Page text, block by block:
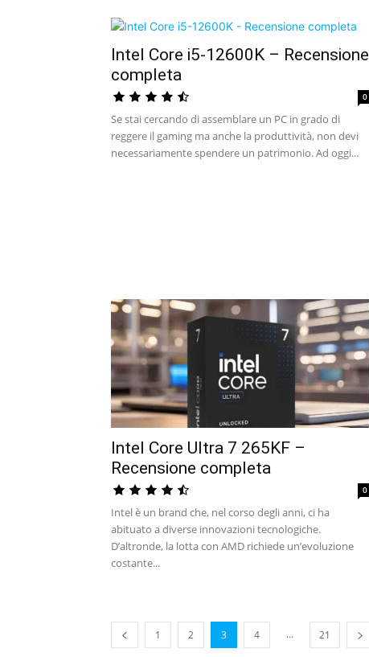
Intel Core i5-12600K – Recensione
completa
0
Se stai cercando di assemblare un PC in grado di
reggere il gaming ma anche la produttività, non devi
necessariamente spendere un patrimonio. Ad oggi...
Intel Core Ultra 7 265KF –
Recensione completa
0
Intel è un brand che, nel corso degli anni, ci ha
abituato a diverse innovazioni tecnologiche.
D’altronde, la lotta con AMD richiede un’evoluzione
costante...
1 2 3 4 ... 21